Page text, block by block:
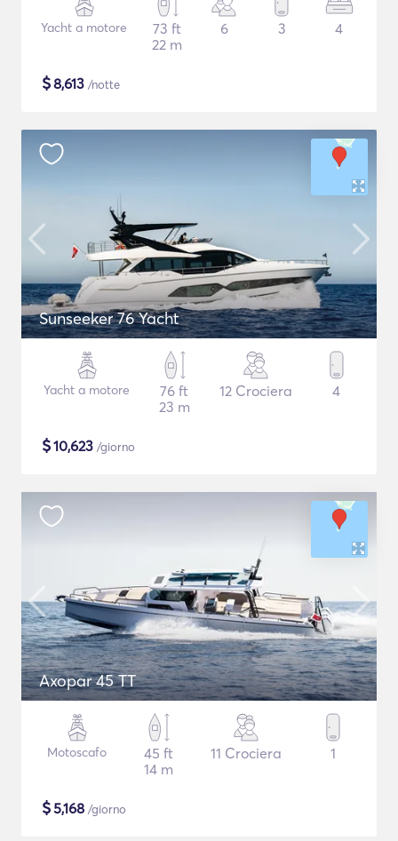
Yacht a motore
73 ft
22 m
6 3 4
$8,613 /notte
Sunseeker 76 Yacht
Yacht a motore
76 ft
23 m
12 Crociera 4
$10,623 /giorno
Axopar 45 TT
Motoscafo
45 ft
14 m
11 Crociera 1
$5,168 /giorno